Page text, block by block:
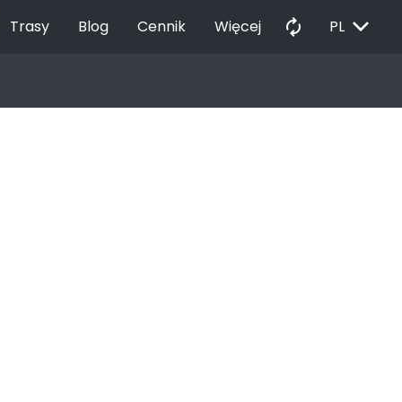
Trasy Blog Cennik Więcej autorenew PL EXPAND_MORE